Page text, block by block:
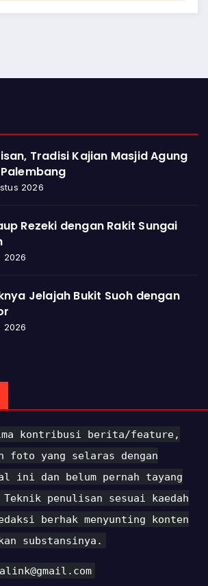
Tradisi Kajian Masjid Agung
Palembang
2026
Rezeki dengan Rakit Sungai
2026
Jelajah Bukit Suoh dengan
2026
kontribusi berita/feature,
foto yang selaras dengan
ini dan belum pernah tayang
penulisan sesuai kaedah
berhak menyunting konten
substansinya.